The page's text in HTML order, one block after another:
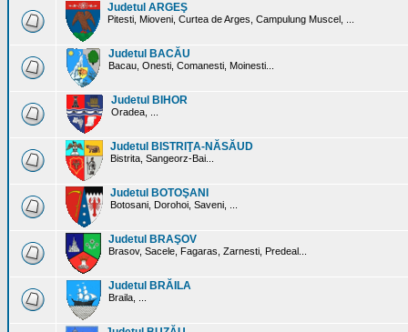
Judetul ARGEŞ
Pitesti, Mioveni, Curtea de Arges, Campulung Muscel, ...
Judetul BACĂU
Bacau, Onesti, Comanesti, Moinesti...
Judetul BIHOR
Oradea, ...
Judetul BISTRIŢA-NĂSĂUD
Bistrita, Sangeorz-Bai...
Judetul BOTOŞANI
Botosani, Dorohoi, Saveni, ...
Judetul BRAŞOV
Brasov, Sacele, Fagaras, Zarnesti, Predeal...
Judetul BRĂILA
Braila, ...